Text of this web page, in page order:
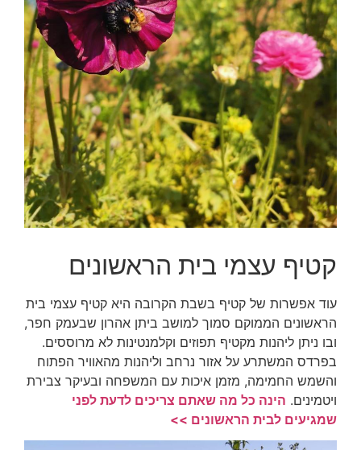
קטיף עצמי בית הראשונים
עוד אפשרות של קטיף בשבת הקרובה היא קטיף עצמי בית
הראשונים הממוקם סמוך למושב ביתן אהרון שבעמק חפר,
ובו ניתן ליהנות מקטיף תפוזים וקלמנטינות לא מרוססים.
בפרדס המשתרע על אזור נרחב וליהנות מהאוויר הפתוח
והשמש החמימה, מזמן איכות עם המשפחה ובעיקר צבירת
ויטמינים. הינה כל מה שאתם צריכים לדעת לפני
שמגיעים לבית הראשונים >>